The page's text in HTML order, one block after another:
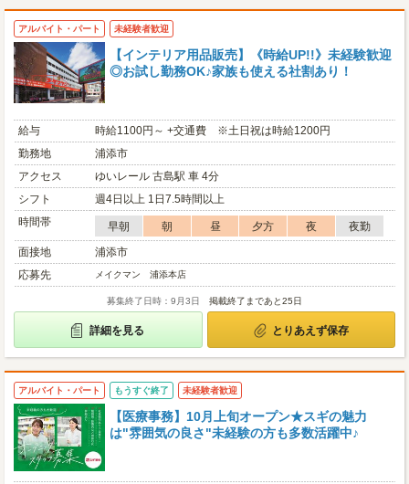
アルバイト・パート 未経験者歓迎
【インテリア用品販売】《時給UP!!》未経験歓迎
◎お試し勤務OK♪家族も使える社割あり！
給与
時給1100円～ +交通費 ※土日祝は時給1200円
勤務地
浦添市
アクセス
ゆいレール 古島駅 車 4分
シフト
週4日以上 1日7.5時間以上
時間帯
早朝 朝 昼 夕方 夜
夜勤
面接地
浦添市
応募先
メイクマン 浦添本店
募集終了日時：9月3日 掲載終了まであと25日
詳細を見る とりあえず保存
アルバイト・パート もうすぐ終了 未経験者歓迎
【医療事務】10月上旬オープン★スギの魅力
は"雰囲気の良さ"未経験の方も多数活躍中♪